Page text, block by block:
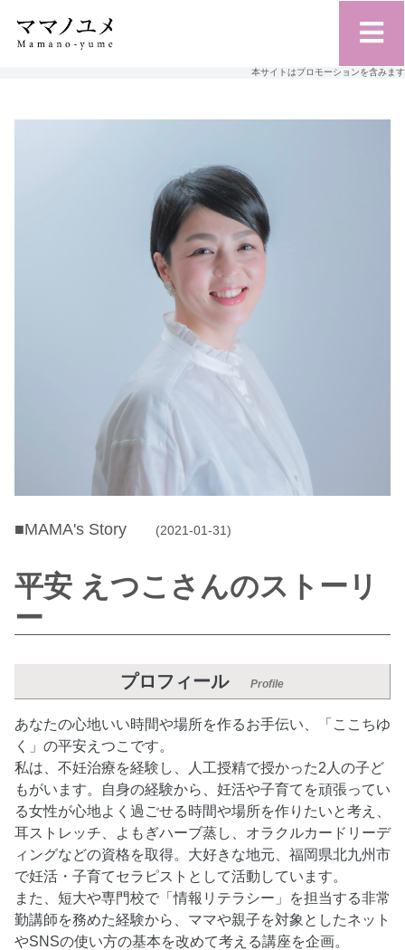
本サイトはプロモーションを含みます
■MAMA's Story (2021-01-31)
平安 えつこさんのストーリ
ー
プロフィール Profile
あなたの心地いい時間や場所を作るお手伝い、「ここちゆ
く」の平安えつこです。
私は、不妊治療を経験し、人工授精で授かった2人の子ど
もがいます。自身の経験から、妊活や子育てを頑張ってい
る女性が心地よく過ごせる時間や場所を作りたいと考え、
耳ストレッチ、よもぎハーブ蒸し、オラクルカードリーデ
ィングなどの資格を取得。大好きな地元、福岡県北九州市
で妊活・子育てセラピストとして活動しています。
また、短大や専門校で「情報リテラシー」を担当する非常
勤講師を務めた経験から、ママや親子を対象としたネット
やSNSの使い方の基本を改めて考える講座を企画。